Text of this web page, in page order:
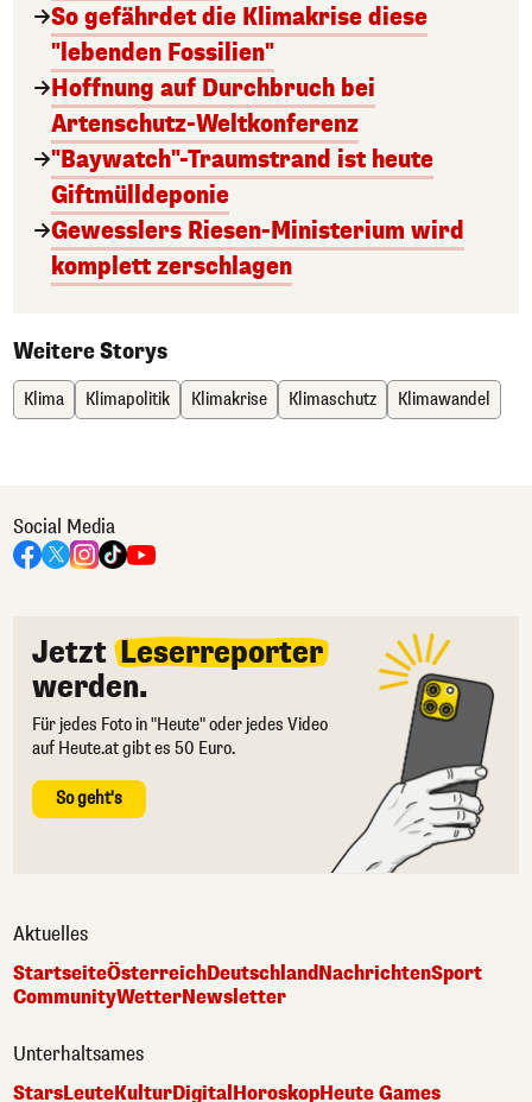
So gefährdet die Klimakrise diese
"lebenden Fossilien"
Hoffnung auf Durchbruch bei
Artenschutz-Weltkonferenz
"Baywatch"-Traumstrand ist heute
Giftmülldeponie
Gewesslers Riesen-Ministerium wird
komplett zerschlagen
Weitere Storys
Klima Klimapolitik Klimakrise Klimaschutz Klimawandel
Social Media
Jetzt Leserreporter
werden.
Für jedes Foto in "Heute" oder jedes Video
auf Heute.at gibt es 50 Euro.
So geht's
Aktuelles
StartseiteÖsterreichDeutschlandNachrichtenSport
CommunityWetterNewsletter
Unterhaltsames
StarsLeuteKulturDigital HoroskopHeute Games